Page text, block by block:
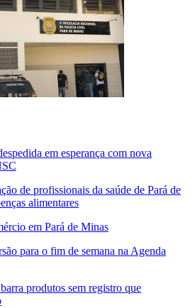
em esperança com nova
de profissionais da saúde de Pará de
alimentares
em Pará de Minas
para o fim de semana na Agenda
produtos sem registro que